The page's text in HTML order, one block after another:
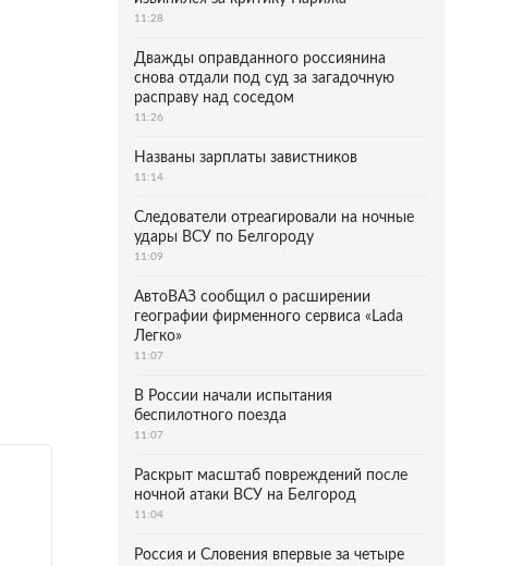
11:28
Дважды оправданного россиянина
снова отдали под суд за загадочную
расправу над соседом
11:26
Названы зарплаты завистников
11:14
Следователи отреагировали на ночные
удары ВСУ по Белгороду
11:09
АвтоВАЗ сообщил о расширении
географии фирменного сервиса «Lada
Легко»
11:07
В России начали испытания
беспилотного поезда
11:07
Раскрыт масштаб повреждений после
ночной атаки ВСУ на Белгород
11:04
Россия и Словения впервые за четыре